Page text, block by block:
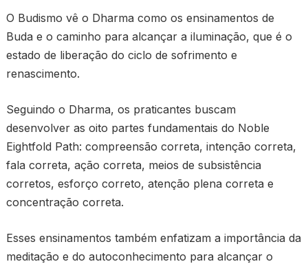
O Budismo vê o Dharma como os ensinamentos de
Buda e o caminho para alcançar a iluminação, que é o
estado de liberação do ciclo de sofrimento e
renascimento.
Seguindo o Dharma, os praticantes buscam
desenvolver as oito partes fundamentais do Noble
Eightfold Path: compreensão correta, intenção correta,
fala correta, ação correta, meios de subsistência
corretos, esforço correto, atenção plena correta e
concentração correta.
Esses ensinamentos também enfatizam a importância da
meditação e do autoconhecimento para alcançar o